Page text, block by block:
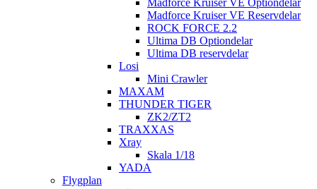
Madforce Kruiser VE Reservdelar
ROCK FORCE 2.2
Ultima DB Optiondelar
Ultima DB reservdelar
Losi
Mini Crawler
MAXAM
THUNDER TIGER
ZK2/ZT2
TRAXXAS
Xray
Skala 1/18
YADA
Flygplan